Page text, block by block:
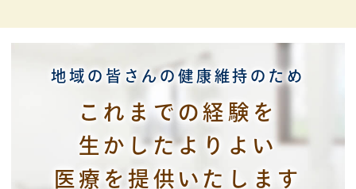
2026.02.09
2月の臨時休診のおしらせはこちらからご確認
ください。
2025.12.01
【令和7年12月2日からの保険証利用】につい
てのお知らせはこちらからご確認ください。
地域の皆さんの健康維持のため
これまでの経験を
生かしたよりよい
医療を提供いたします